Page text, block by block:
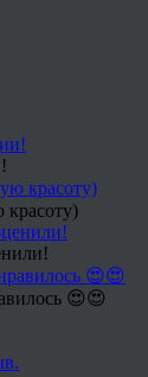
красоту)
😍😍